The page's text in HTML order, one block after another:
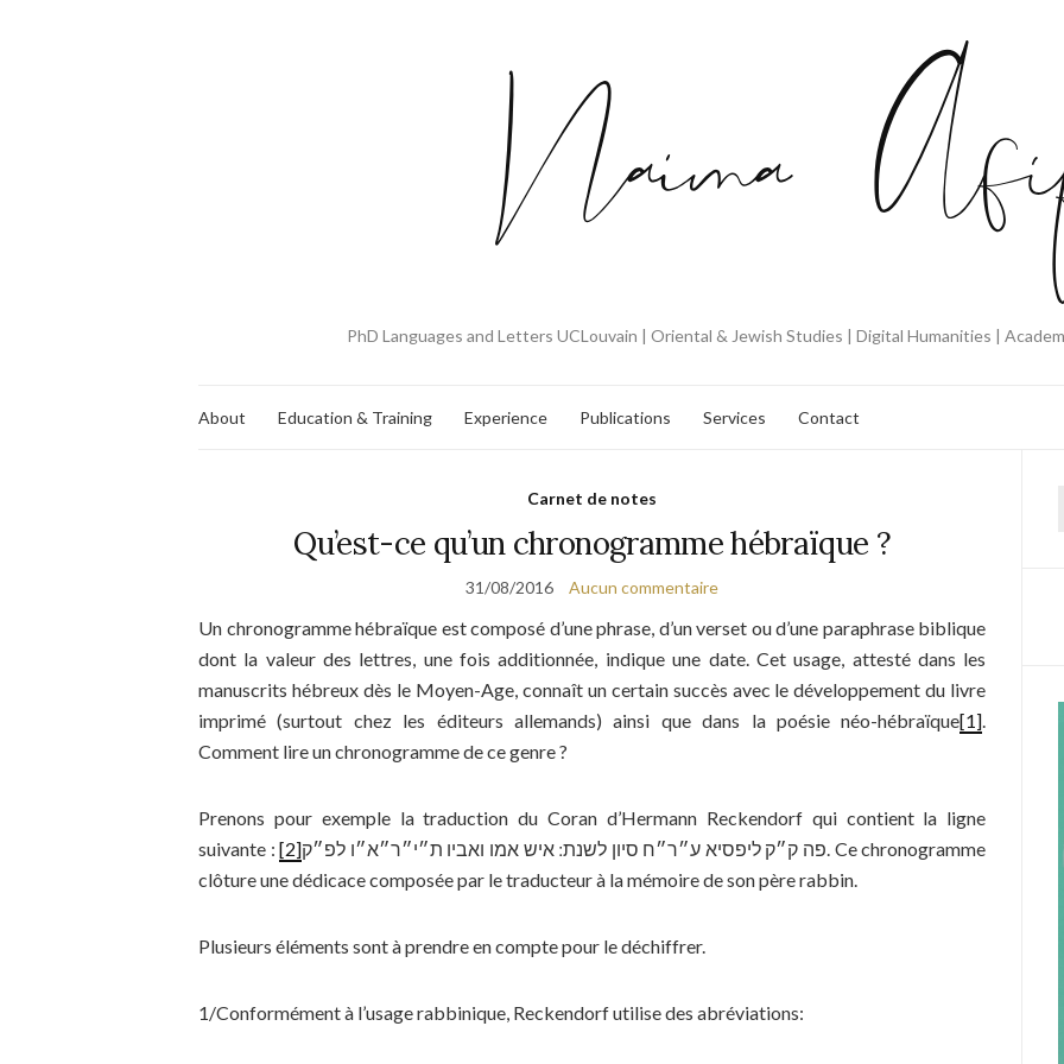
PhD Languages and Letters UCLouvain | Oriental & Jewish Studies | Digital Humanities |
About Education & Training Experience Publications Services Contact
Carnet de notes
Qu’est-ce qu’un chronogramme hébraïque ?
31/08/2016 Aucun commentaire
Un chronogramme hébraïque est composé d’une phrase, d’un verset ou d’une paraphrase biblique
dont la valeur des lettres, une fois additionnée, indique une date. Cet usage, attesté dans les
manuscrits hébreux dès le Moyen-Age, connaît un certain succès avec le développement du livre
imprimé (surtout chez les éditeurs allemands) ainsi que dans la poésie néo-hébraïque[1].
Comment lire un chronogramme de ce genre ?
Prenons pour exemple la traduction du Coran d’Hermann Reckendorf qui contient la ligne
suivante :[2]פה ק״ק ליפסיא ע״ר״ח סיון לשנת ׃ איש אמו ואביו ת״י״ר״א״ו לפ״ק. Ce chronogramme
clôture une dédicace composée par le traducteur à la mémoire de son père rabbin.
Plusieurs éléments sont à prendre en compte pour le déchiffrer.
1/Conformément à l’usage rabbinique, Reckendorf utilise des abréviations: